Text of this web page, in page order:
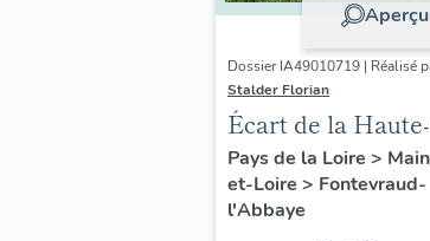
Aperçu
Dossier IA49010719 | Réalisé
Stalder Florian
Écart de la Haute-
Ânerie ou de la
Haute-Rue,
Fontevraud-
Pays de la Loire >
et-Loire > Fontevraud-
l'Abbaye